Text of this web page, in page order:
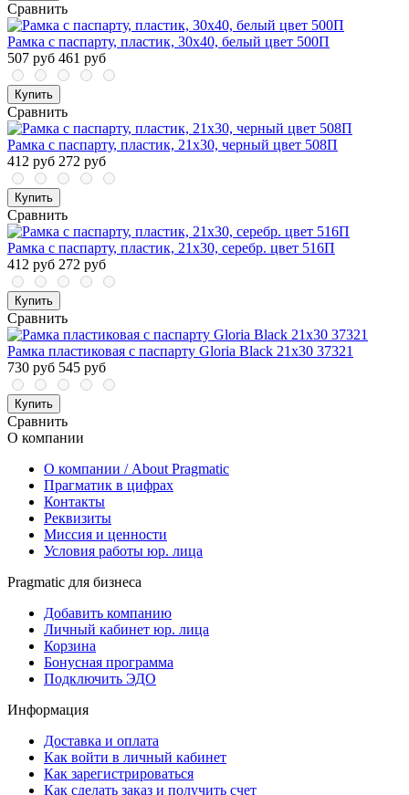
Сравнить
Рамка с паспарту, пластик, 30х40, белый цвет 500П
507 руб 461 руб
Купить
Сравнить
Рамка с паспарту, пластик, 21х30, черный цвет 508П
412 руб 272 руб
Купить
Сравнить
Рамка с паспарту, пластик, 21х30, серебр. цвет 516П
412 руб 272 руб
Купить
Сравнить
Рамка пластиковая с паспарту Gloria Black 21x30 37321
730 руб 545 руб
Купить
Сравнить
О компании
О компании / About Pragmatic
Прагматик в цифрах
Контакты
Реквизиты
Миссия и ценности
Условия работы юр. лица
Pragmatic для бизнеса
Добавить компанию
Личный кабинет юр. лица
Корзина
Бонусная программа
Подключить ЭДО
Информация
Доставка и оплата
Как войти в личный кабинет
Как зарегистрироваться
Как сделать заказ и получить счет